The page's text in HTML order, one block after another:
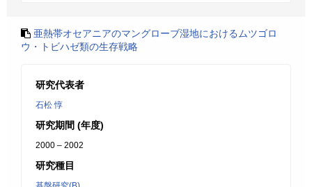
亜熱帯オセアニアのマングローブ湿地におけるムツゴロ
ウ・トビハゼ類の生存戦略
研究代表者
石松 惇
研究期間 (年度)
2000 – 2002
研究種目